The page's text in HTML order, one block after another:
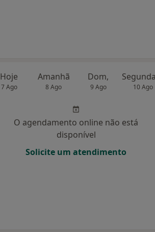
Hoje
7 Ago
Amanhã
8 Ago
Dom,
9 Ago 10 Ago
O agendamento online não está
disponível
Solicite um atendimento